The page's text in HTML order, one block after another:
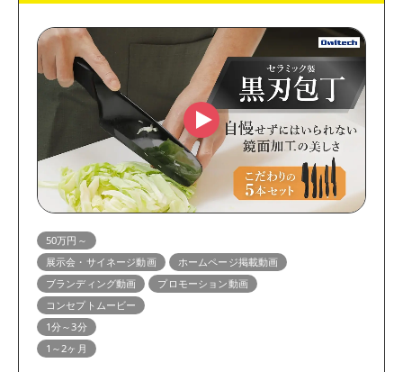
50万円～
展示会・サイネージ動画
ホームページ掲載動画
ブランディング動画
プロモーション動画
コンセプトムービー
1分～3分
1～2ヶ月